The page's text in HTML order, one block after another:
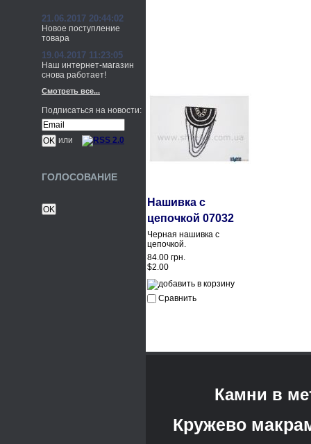
21.06.2017 20:44:02
Новое поступление
товара
19.04.2017 11:23:05
Наш интернет-магазин
снова работает!
Смотреть все...
Подписаться на новости:
или
ГОЛОСОВАНИЕ
Нашивка с
цепочкой 07032
Черная нашивка с
цепочкой.
84.00 грн.
$2.00
Сравнить
Камни в
Кружево